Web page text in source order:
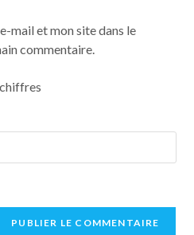
mail et mon site dans le
commentaire.